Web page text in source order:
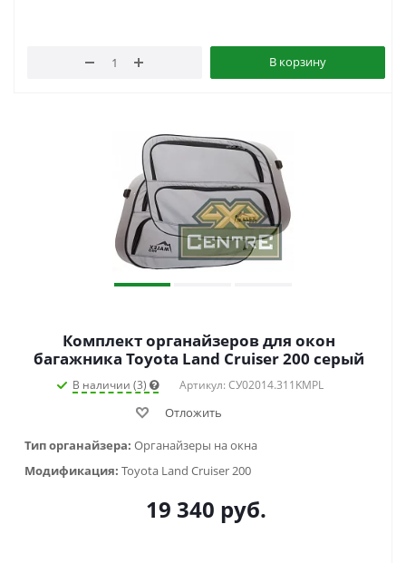
В корзину
Комплект органайзеров для окон
багажника Toyota Land Cruiser 200 серый
В наличии (3) Артикул: СУ02014.311KMPL
Отложить
Тип органайзера: Органайзеры на окна
Модификация: Toyota Land Cruiser 200
19 340 руб.